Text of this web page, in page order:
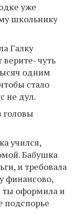
уже
школьнику
Галку
чуть
одним
стало
не дул.
головы
учился,
Бабушка
и требовала
финансово,
ты оформила и
подспорье